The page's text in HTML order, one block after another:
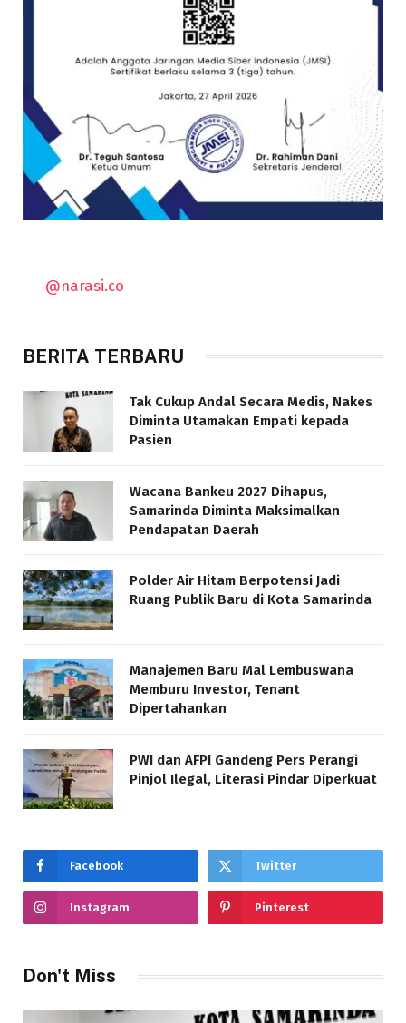
@narasi.co
BERITA TERBARU
Tak Cukup Andal Secara Medis, Nakes
Diminta Utamakan Empati kepada
Pasien
Wacana Bankeu 2027 Dihapus,
Samarinda Diminta Maksimalkan
Pendapatan Daerah
Polder Air Hitam Berpotensi Jadi
Ruang Publik Baru di Kota Samarinda
Manajemen Baru Mal Lembuswana
Memburu Investor, Tenant
Dipertahankan
PWI dan AFPI Gandeng Pers Perangi
Pinjol Ilegal, Literasi Pindar Diperkuat
Facebook Twitter
Instagram Pinterest
Don't Miss